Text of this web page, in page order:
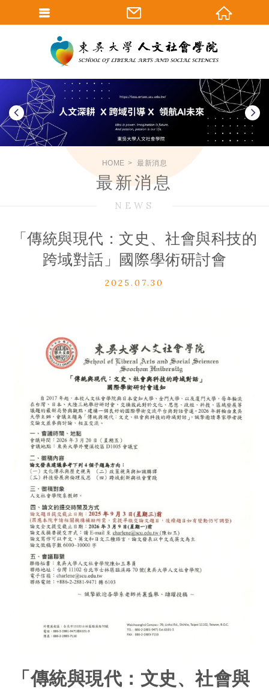
HOME 最新消息
最新消息
NEWS
「傳統與現代：文史、社會與科技的
跨域對話」國際學術研討會
2025.07.30
「傳統與現代：文史、社會與